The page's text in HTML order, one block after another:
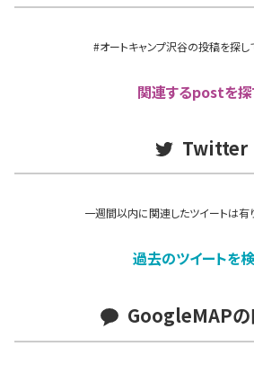
#オートキャンプ沢谷の投稿を探し
関連するpostを
Twitter
一週間以内に関連したツイートは有
過去のツイートを
GoogleMAPの